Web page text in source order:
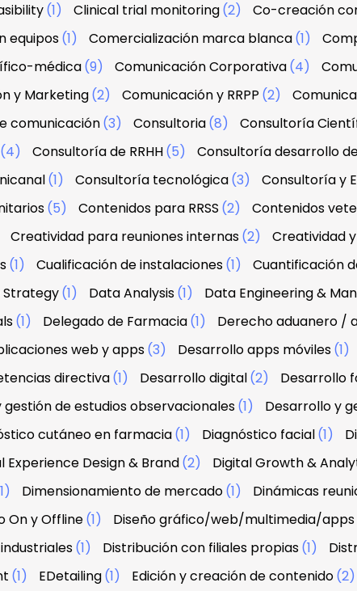
(1) Clinical trial monitoring(2) Co-creación
equipos(1) Comercialización marca blanca(1)
médica(9) Comunicación Corporativa(4)
y Marketing(2) Comunicación y RRPP (2)
comunicación(3) Consultoria(8) Consultoría
(4) Consultoría de RRHH(5) Consultoría desarrollo
(1) Consultoría tecnológica(3) Consultoría y
(5) Contenidos para RRSS (2) Contenidos
Creatividad para reuniones internas(2) Creatividad
(1) Cualificación de instalaciones(1) Cuantificación
Strategy(1) Data Analysis(1) Data Engineering &
(1) Delegado de Farmacia(1) Derecho aduanero /
web y apps(3) Desarrollo apps móviles(1)
directiva(1) Desarrollo digital(2) Desarrollo
gestión de estudios observacionales(1) Desarrollo y
cutáneo en farmacia(1) Diagnóstico facial(1)
Experience Design & Brand(2) Digital Growth &
Dimensionamiento de mercado(1) Dinámicas
On y Offline(1) Diseño gráfico/web/multimedia/apps
(1) Distribución con filiales propias(1)
(1) EDetailing(1) Edición y creación de contenido(2)